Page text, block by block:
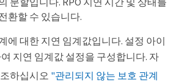
환할 수 있습니다.
에 대한 지연 임계값입니다. 설정 아이
지연 임계값 설정을 구성합니다. 자
하십시오 "관리되지 않는 보호 관계